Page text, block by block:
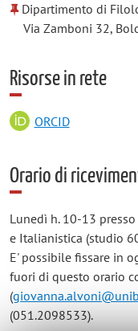
Dipartimento di
Via Zamboni 32,
Risorse in rete
ORCID
Orario di
Lunedì h. 10-13
e Italianistica (studio
E' possibile fissare in
fuori di questo orario
(
(051.2098533).